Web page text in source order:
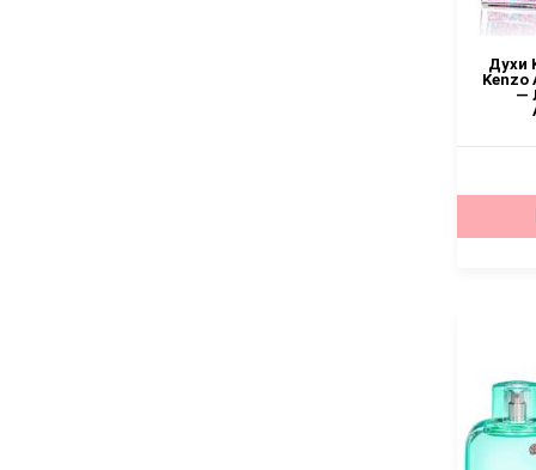
Духи
Kenzo
—